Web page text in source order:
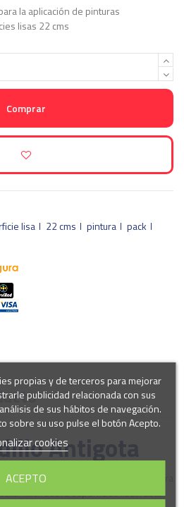
la aplicación de pinturas
lisas 22 cms
Comprar
lisa 22 cms pintura pack
Antigota
Rond Anti-gota Súper es adecuado para
látex sobre superficies lisas. Está
propias y de terceros para mejorar
publicidad relacionada con sus
de sus hábitos de navegación.
sobre su uso pulse el botón Acepto.
cookies
ACEPTO